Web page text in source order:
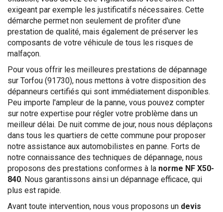
exigeant par exemple les justificatifs nécessaires. Cette
démarche permet non seulement de profiter d'une
prestation de qualité, mais également de préserver les
composants de votre véhicule de tous les risques de
malfaçon.
Pour vous offrir les meilleures prestations de dépannage
sur Torfou (91730), nous mettons à votre disposition des
dépanneurs certifiés qui sont immédiatement disponibles.
Peu importe l'ampleur de la panne, vous pouvez compter
sur notre expertise pour régler votre problème dans un
meilleur délai. De nuit comme de jour, nous nous déplaçons
dans tous les quartiers de cette commune pour proposer
notre assistance aux automobilistes en panne. Forts de
notre connaissance des techniques de dépannage, nous
proposons des prestations conformes à la norme NF X50-
840. Nous garantissons ainsi un dépannage efficace, qui
plus est rapide.
Avant toute intervention, nous vous proposons un devis